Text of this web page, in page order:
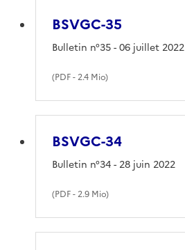
BSVGC-35
(PDF- 2.4 Mio)
Bulletin n°35 - 06 juillet 2022
BSVGC-34
(PDF- 2.9 Mio)
Bulletin n°34 - 28 juin 2022